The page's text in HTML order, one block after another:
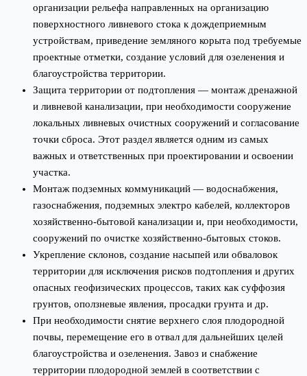
организации рельефа направленных на организацию
поверхностного ливневого стока к дождеприемным
устройствам, приведение земляного корыта под требуемые
проектные отметки, создание условий для озеленения и
благоустройства территории.
Защита территории от подтопления — монтаж дренажной
и ливневой канализации, при необходимости сооружение
локальных ливневых очистных сооружений и согласование
точки сброса. Этот раздел является одним из самых
важных и ответственных при проектировании и освоении
участка.
Монтаж подземных коммуникаций — водоснабжения,
газоснабжения, подземных электро кабелей, коллекторов
хозяйственно-бытовой канализации и, при необходимости,
сооружений по очистке хозяйственно-бытовых стоков.
Укрепление склонов, создание насыпей или обваловок
территории для исключения рисков подтопления и других
опасных геофизических процессов, таких как суффозия
грунтов, оползневые явления, просадки грунта и др.
При необходимости снятие верхнего слоя плодородной
почвы, перемещение его в отвал для дальнейших целей
благоустройства и озеленения. Завоз и снабжение
территории плодородной землей в соответствии с